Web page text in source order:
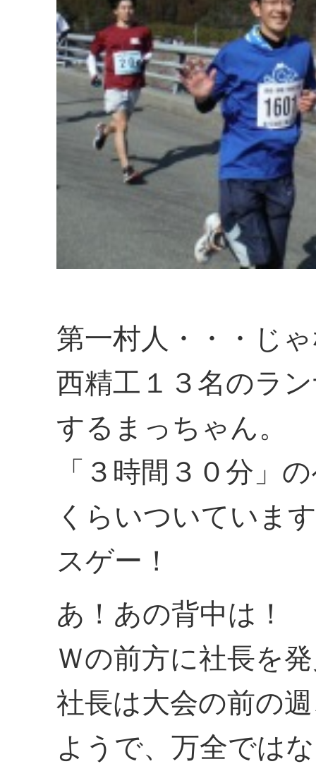
第一村人・・・じ
西精工１３名のラ
するまっちゃん。
「３時間３０分」
くらいついていま
スゲー！
あ！あの背中は！
Ｗの前方に社長を
社長は大会の前の
ようで、万全では